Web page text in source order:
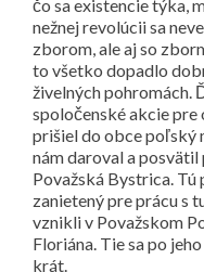
čo sa existencie týka,
nežnej revolúcii sa
zborom, ale aj so
to všetko dopadlo
živelných pohromách.
spoločenské akcie
prišiel do obce poľský
nám daroval a posvätil
Považská Bystrica.
zanietený pre prácu s
vznikli v Považskom
Floriána. Tie sa po
krát.